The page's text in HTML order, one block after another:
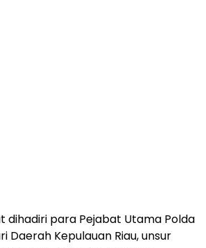
dihadiri para Pejabat Utama Polda
Daerah Kepulauan Riau, unsur